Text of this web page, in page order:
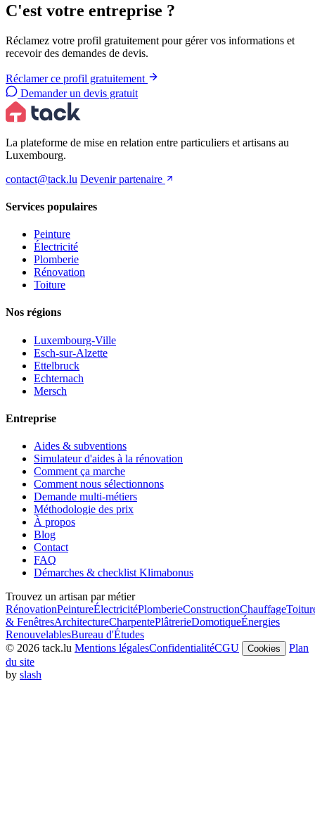
C'est votre entreprise ?
Réclamez votre profil gratuitement pour gérer vos informations et
recevoir des demandes de devis.
Réclamer ce profil gratuitement
Demander un devis gratuit
La plateforme de mise en relation entre particuliers et artisans au
Luxembourg.
contact@tack.lu Devenir partenaire
Services populaires
Peinture
Électricité
Plomberie
Rénovation
Toiture
Nos régions
Luxembourg-Ville
Esch-sur-Alzette
Ettelbruck
Echternach
Mersch
Entreprise
Aides & subventions
Simulateur d'aides à la rénovation
Comment ça marche
Comment nous sélectionnons
Demande multi-métiers
Méthodologie des prix
À propos
Blog
Contact
FAQ
Démarches & checklist Klimabonus
Trouvez un artisan par métier
RénovationPeintureÉlectricitéPlomberieConstructionChauffage
& FenêtresArchitectureCharpentePlâtrerieDomotiqueÉnergies
RenouvelablesBureau d'Études
© 2026 tack.lu Mentions légalesConfidentialitéCGU Cookies
Plan
du site
by slash